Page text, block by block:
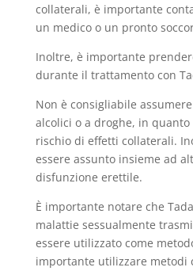
collaterali, è importante
un medico o un pronto
Inoltre, è importante
durante il trattamento con
Non è consigliabile
alcolici o a droghe, in
rischio di effetti collaterali.
essere assunto insieme ad
disfunzione erettile.
È importante notare che
malattie sessualmente
essere utilizzato come
importante utilizzare metodi